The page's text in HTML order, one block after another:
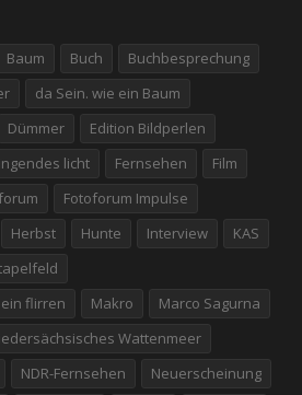
Baum Buch
Buchbesprechung
da Sein. wie ein Baum
Dümmer
Edition Bildperlen
licht
Fernsehen
Film
Fotoforum Impulse
Herbst Hunte Interview
KAS
flirren
Makro
Marco Sagurna
Wattenmeer
NDR-Fernsehen Neuerscheinung